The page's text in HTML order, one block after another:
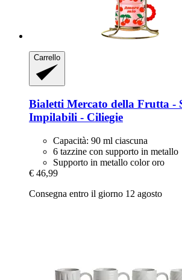
Carrello
Bialetti Mercato della Frutta -​
Impilabili -​ Ciliegie
Capacità: 90 ml ciascuna
6 tazzine con supporto in metallo
Supporto in metallo color oro
€ 46,99
Consegna entro il giorno 12 agosto